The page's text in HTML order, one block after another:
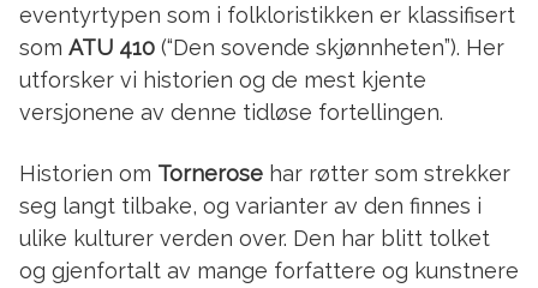
eventyrtypen som i folkloristikken er klassifisert
som ATU 410 (“Den sovende skjønnheten”). Her
utforsker vi historien og de mest kjente
versjonene av denne tidløse fortellingen.
Historien om Tornerose har røtter som strekker
seg langt tilbake, og varianter av den finnes i
ulike kulturer verden over. Den har blitt tolket
og gjenfortalt av mange forfattere og kunstnere